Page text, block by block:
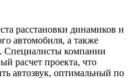
расстановки динамиков и
автомобиля, а также
Специалисты компании
расчет проекта, что
автозвук, оптимальный по